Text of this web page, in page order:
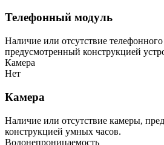
Телефонный модуль
Наличие или отсутствие
предусмотренный конструкцией
Камера
Нет
Камера
Наличие или отсутствие камеры,
конструкцией умных часов.
Водонепроницаемость